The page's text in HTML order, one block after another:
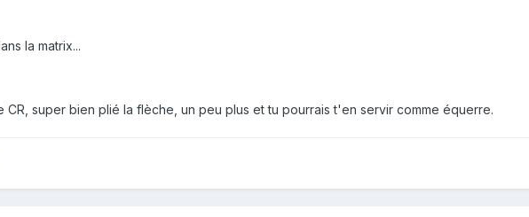
la matrix...
CR, super bien plié la flèche, un peu plus et tu pourrais t'en servir comme équerre.